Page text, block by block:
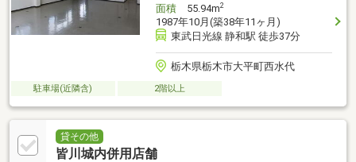
面積55.94m2
1987年10月(築38年11ヶ月)
東武日光線 静和駅 徒歩37分
栃木県栃木市大平町西水代
駐車場(近隣含) 2階以上
貸その他
皆川城内併用店舗